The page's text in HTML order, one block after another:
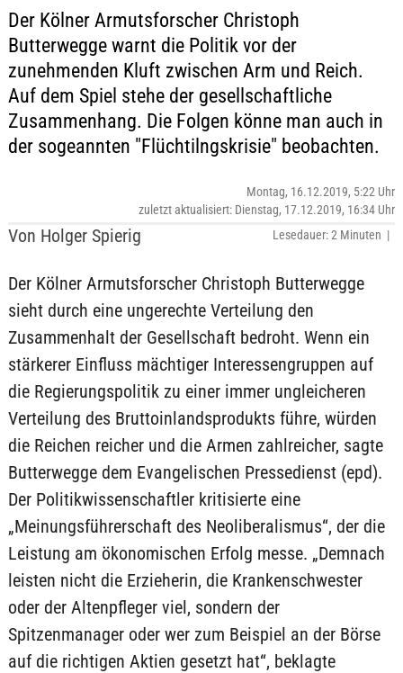
Der Kölner Armutsforscher Christoph
Butterwegge warnt die Politik vor der
zunehmenden Kluft zwischen Arm und Reich.
Auf dem Spiel stehe der gesellschaftliche
Zusammenhang. Die Folgen könne man auch in
der sogeannten "Flüchtilngskrisie" beobachten.
Von Holger Spierig
Montag, 16.12.2019, 5:22 Uhr
zuletzt aktualisiert: Dienstag, 17.12.2019, 16:34 Uhr
Lesedauer: 2 Minuten |
Der Kölner Armutsforscher Christoph Butterwegge
sieht durch eine ungerechte Verteilung den
Zusammenhalt der Gesellschaft bedroht. Wenn ein
stärkerer Einfluss mächtiger Interessengruppen auf
die Regierungspolitik zu einer immer ungleicheren
Verteilung des Bruttoinlandsprodukts führe, würden
die Reichen reicher und die Armen zahlreicher, sagte
Butterwegge dem Evangelischen Pressedienst (epd).
Der Politikwissenschaftler kritisierte eine
„Meinungsführerschaft des Neoliberalismus“, der die
Leistung am ökonomischen Erfolg messe. „Demnach
leisten nicht die Erzieherin, die Krankenschwester
oder der Altenpfleger viel, sondern der
Spitzenmanager oder wer zum Beispiel an der Börse
auf die richtigen Aktien gesetzt hat“, beklagte